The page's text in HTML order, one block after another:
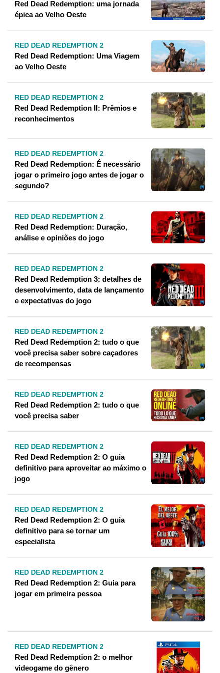
Red Dead Redemption: uma jornada
épica ao Velho Oeste
RED DEAD REDEMPTION 2
Red Dead Redemption: Uma Viagem
ao Velho Oeste
RED DEAD REDEMPTION 2
Red Dead Redemption II: Prêmios e
reconhecimentos
RED DEAD REDEMPTION 2
Red Dead Redemption: É necessário
jogar o primeiro jogo antes de jogar o
segundo?
RED DEAD REDEMPTION 2
Red Dead Redemption: Duração,
análise e opiniões do jogo
RED DEAD REDEMPTION 2
Red Dead Redemption 3: detalhes de
desenvolvimento, data de lançamento
e expectativas do jogo
RED DEAD REDEMPTION 2
Red Dead Redemption 2: tudo o que
você precisa saber sobre caçadores
de recompensas
RED DEAD REDEMPTION 2
Red Dead Redemption 2: tudo o que
você precisa saber
RED DEAD REDEMPTION 2
Red Dead Redemption 2: O guia
definitivo para aproveitar ao máximo o
jogo
RED DEAD REDEMPTION 2
Red Dead Redemption 2: O guia
definitivo para se tornar um
especialista
RED DEAD REDEMPTION 2
Red Dead Redemption 2: Guia para
jogar em primeira pessoa
RED DEAD REDEMPTION 2
Red Dead Redemption 2: o melhor
videogame do gênero